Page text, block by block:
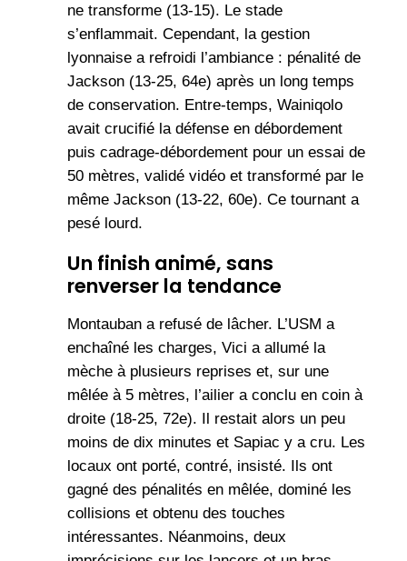
ne transforme (13-15). Le stade
s’enflammait. Cependant, la gestion
lyonnaise a refroidi l’ambiance : pénalité de
Jackson (13-25, 64e) après un long temps
de conservation. Entre-temps, Wainiqolo
avait crucifié la défense en débordement
puis cadrage-débordement pour un essai de
50 mètres, validé vidéo et transformé par le
même Jackson (13-22, 60e). Ce tournant a
pesé lourd.
Un finish animé, sans
renverser la tendance
Montauban a refusé de lâcher. L’USM a
enchaîné les charges, Vici a allumé la
mèche à plusieurs reprises et, sur une
mêlée à 5 mètres, l’ailier a conclu en coin à
droite (18-25, 72e). Il restait alors un peu
moins de dix minutes et Sapiac y a cru. Les
locaux ont porté, contré, insisté. Ils ont
gagné des pénalités en mêlée, dominé les
collisions et obtenu des touches
intéressantes. Néanmoins, deux